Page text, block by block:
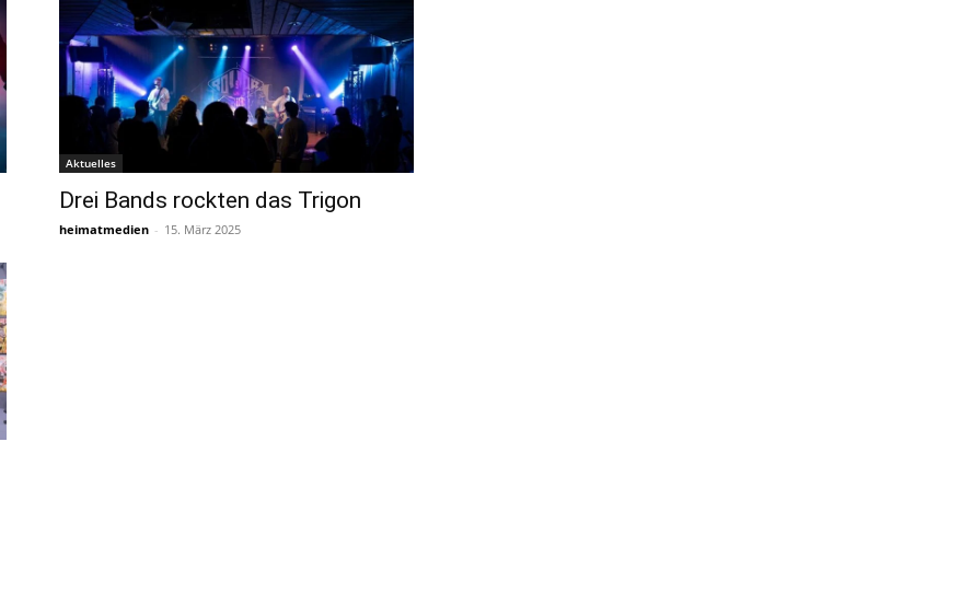
Aktuelles
Drei Bands rockten das Trigon
heimatmedien - 15. März 2025